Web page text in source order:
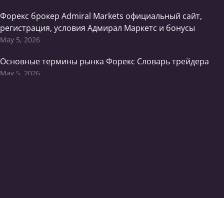
Форекс брокер Admiral Markets официальный сайт,
регистрация, условия Адмирал Маркетс и бонусы
May 5, 2026
Основные термины рынка Форекс Словарь трейдера
May 5, 2026